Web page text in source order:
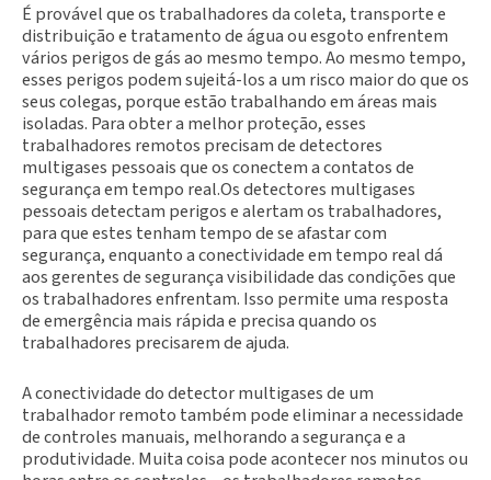
É provável que os trabalhadores da coleta, transporte e
distribuição e tratamento de água ou esgoto enfrentem
vários perigos de gás ao mesmo tempo. Ao mesmo tempo,
esses perigos podem sujeitá-los a um risco maior do que os
seus colegas, porque estão trabalhando em áreas mais
isoladas. Para obter a melhor proteção, esses
trabalhadores remotos precisam de detectores
multigases pessoais que os conectem a contatos de
segurança em tempo real.Os detectores multigases
pessoais detectam perigos e alertam os trabalhadores,
para que estes tenham tempo de se afastar com
segurança, enquanto a conectividade em tempo real dá
aos gerentes de segurança visibilidade das condições que
os trabalhadores enfrentam. Isso permite uma resposta
de emergência mais rápida e precisa quando os
trabalhadores precisarem de ajuda.
A conectividade do detector multigases de um
trabalhador remoto também pode eliminar a necessidade
de controles manuais, melhorando a segurança e a
produtividade. Muita coisa pode acontecer nos minutos ou